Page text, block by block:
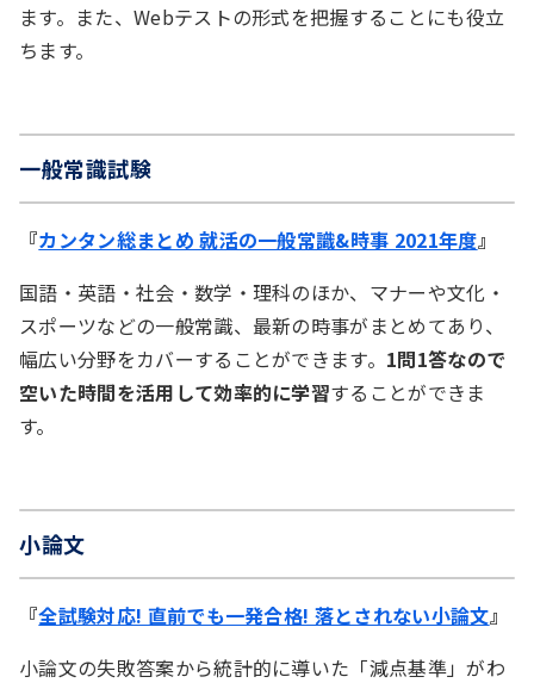
ます。また、Webテストの形式を把握することにも役立
ちます。
一般常識試験
『カンタン総まとめ 就活の一般常識&時事 2021年度』
国語・英語・社会・数学・理科のほか、マナーや文化・
スポーツなどの一般常識、最新の時事がまとめてあり、
幅広い分野をカバーすることができます。 1問1答なので
空いた時間を活用して効率的に学習することができま
す。
小論文
『全試験対応! 直前でも一発合格! 落とされない小論文』
小論文の失敗答案から統計的に導いた「減点基準」がわ